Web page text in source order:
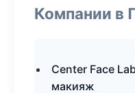
Компании в
Center Face
макияж